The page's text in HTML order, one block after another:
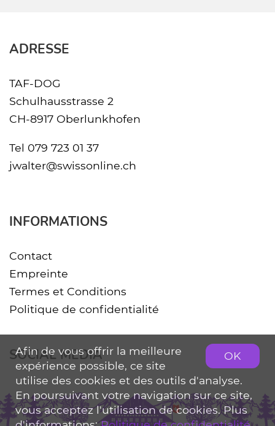
ADRESSE
TAF-DOG
Schulhausstrasse 2
CH-8917 Oberlunkhofen
Tel 079 723 01 37
jwalter@swissonline.ch
INFORMATIONS
Contact
Empreinte
Termes et Conditions
Politique de confidentialité
SOCIAL MEDIA OK
Afin de vous offrir la meilleure
expérience possible, ce site
utilise des cookies et des outils d'analyse.
En poursuivant votre navigation sur ce site,
vous acceptez l'utilisation de cookies. Plus